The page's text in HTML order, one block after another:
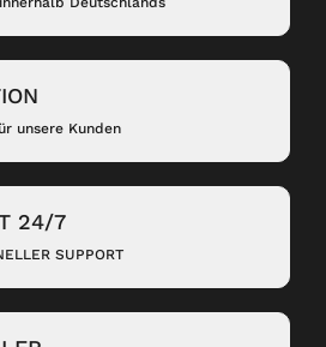
unsere Kunden
24/7
SUPPORT